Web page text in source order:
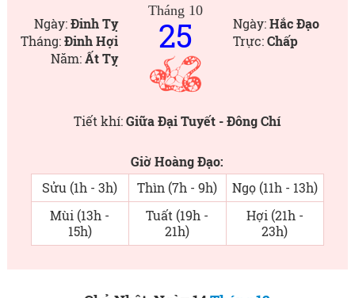
Ngày:Đinh Tỵ
Tháng:Đinh Hợi
Năm:Ất Tỵ
Tháng 10
25 Ngày:Hắc Đạo
Trực:Chấp
Tiết khí:Giữa Đại Tuyết - Đông Chí
Giờ Hoàng Đạo:
Sửu (1h - 3h)
Thìn (7h - 9h)
Ngọ (11h - 13h)
Mùi (13h -
15h)
Tuất (19h -
21h)
Hợi (21h -
23h)